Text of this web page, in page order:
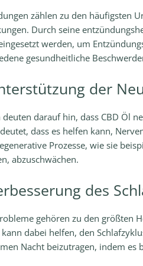
zählen zu den häufigsten
Durch seine
werden, um
gesundheitliche
der
deuten darauf hin, dass CBD Öl
dass es helfen kann,
Prozesse, wie sie
abzuschwächen.
des
gehören zu den größten
kann dabei helfen, den
Nacht beizutragen, indem